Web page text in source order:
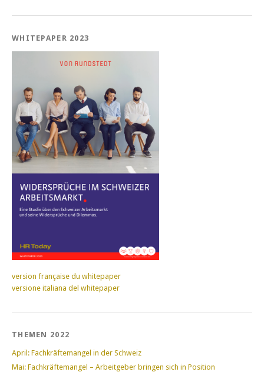
WHITEPAPER 2023
version française du whitepaper
versione italiana del whitepaper
THEMEN 2022
April: Fachkräftemangel in der Schweiz
Mai: Fachkräftemangel – Arbeitgeber bringen sich in Position